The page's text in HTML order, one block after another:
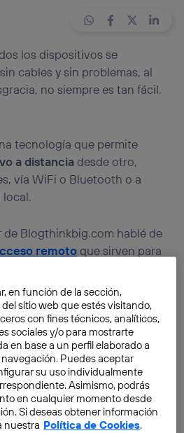
los dispositivos se
cables y sin problemas, al
no siempre es tan fácil.
tecnología que permite
a distanciadesde otro,
vía WiFi o Bluetooth o a
local.
Blogthinkbig.com hablé de
remotoque sirven para
en función de la sección,
sitio web que estés visitando,
con fines técnicos, analíticos,
sociales y/o para mostrarte
en base a un perfil elaborado a
Puedes aceptar
su uso individualmente
Asimismo, podrás
en cualquier momento desde
Si deseas obtener información
nuestra Política de Cookies.